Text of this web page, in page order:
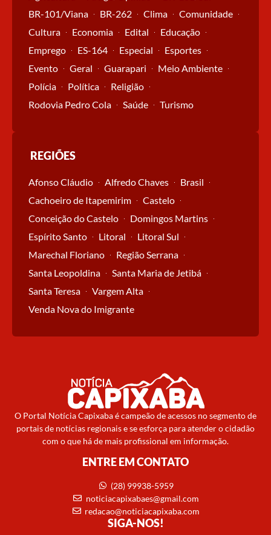
BR-101/Viana
BR-262 Clima
Comunidade
Cultura
Economia Edital
Educação
Emprego
ES-164 Especial
Esportes
Evento
Geral Guarapari
Meio Ambiente
Polícia
Política
Religião
Rodovia Pedro Cola
Saúde Turismo
REGIÕES
Afonso Cláudio Alfredo Chaves
Brasil
Cachoeiro de Itapemirim
Castelo
Conceição do Castelo
Domingos Martins
Espírito Santo
Litoral
Litoral Sul
Marechal Floriano
Região Serrana
Santa Leopoldina
Santa Maria de Jetibá
Santa Teresa
Vargem Alta
Venda Nova do Imigrante
O Portal Notícia Capixaba é campeão de acessos no segmento de
portais de notícias regionais e se esforça para atender o cidadão
com o que há de mais profissional em informação.
ENTRE EM CONTATO
(28) 99938-5959
noticiacapixabaes@gmail.com
redacao@noticiacapixaba.com
SIGA-NOS!